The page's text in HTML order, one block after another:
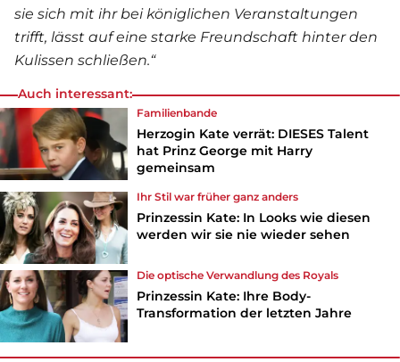
sie sich mit ihr bei königlichen Veranstaltungen
trifft, lässt auf eine starke Freundschaft hinter den
Kulissen schließen.“
Auch interessant:
Familienbande
Herzogin Kate verrät: DIESES Talent
hat Prinz George mit Harry
gemeinsam
Ihr Stil war früher ganz anders
Prinzessin Kate: In Looks wie diesen
werden wir sie nie wieder sehen
Die optische Verwandlung des Royals
Prinzessin Kate: Ihre Body-
Transformation der letzten Jahre